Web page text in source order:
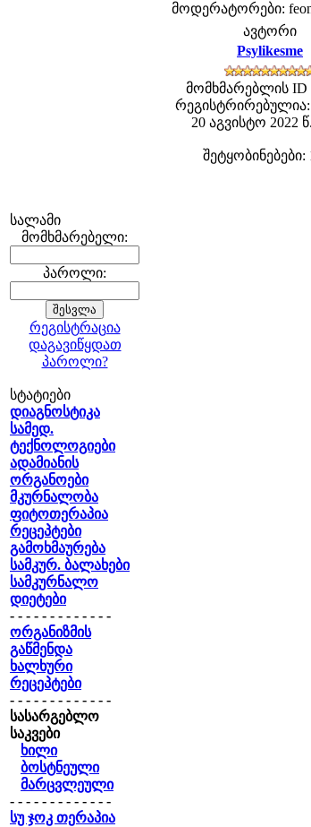
სალამი
მომხმარებელი:
პაროლი:
რეგისტრაცია
დაგავიწყდათ
პაროლი?
სტატიები
დიაგნოსტიკა
სამედ.
ტექნოლოგიები
ადამიანის
ორგანოები
მკურნალობა
ფიტოთერაპია
რეცეპტები
გამოხმაურება
სამკურ. ბალახები
სამკურნალო
დიეტები
- - - - - - - - - - - - -
ორგანიზმის
გაწმენდა
ხალხური
რეცეპტები
- - - - - - - - - - - - -
სასარგებლო
საკვები
ხილი
ბოსტნეული
მარცვლეული
- - - - - - - - - - - - -
სუ ჯოკ თერაპია
მოდერატორები:
ავტორი
Psylikesme
მომხმარებლის ID
რეგისტრირებულია:
20 აგვისტო 2022
შეტყობინებები: